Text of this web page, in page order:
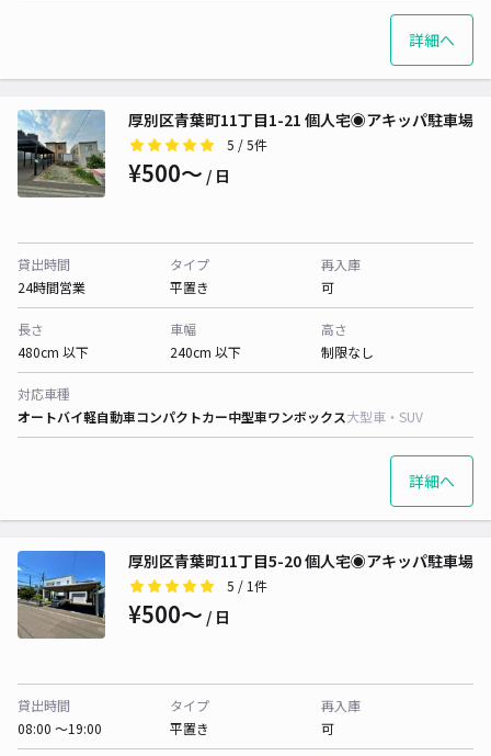
詳細へ
厚別区青葉町11丁目1-21 個人宅◉アキッパ駐車場
5 / 5件
¥500〜 / 日
貸出時間
24時間営業
タイプ
平置き
再入庫
可
長さ
480cm 以下
車幅
240cm 以下
高さ
制限なし
対応車種
オートバイ軽自動車コンパクトカー中型車ワンボックス大型車・SUV
詳細へ
厚別区青葉町11丁目5-20 個人宅◉アキッパ駐車場
5 / 1件
¥500〜 / 日
貸出時間
08:00 〜19:00
タイプ
平置き
再入庫
可